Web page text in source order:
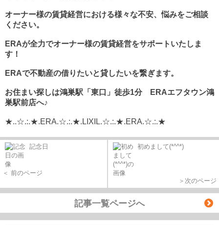
オーナー様の賃貸経営における様々な不安、悩みをご相談
ください。
ERAが全力でオーナー様の賃貸経営をサポートいたしま
す！
ERAで不動産の借りたいと貸したいを繋ぎます。
お住まい探しは鴻巣駅「東口」徒歩1分 ERAエフタウン鴻
巣駅前店へ♪
★..☆.:.★.ERA.☆.:.★.LIXIL.☆.:.★.ERA.☆.:.★
記念日
＜ 前のページ
初めまして(*^^*)
＞次のページ
記事一覧ページへ